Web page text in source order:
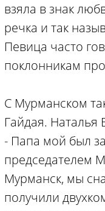
взяла в знак
речка и так
Певица часто
поклонникам
С Мурманском
Гайдая. Наталья
- Папа мой был
председателем
Мурманск, мы
получили